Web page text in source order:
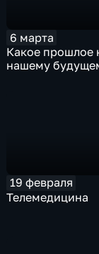
6 марта
Какое прошлое
нашему
19 февраля
Телемедицина